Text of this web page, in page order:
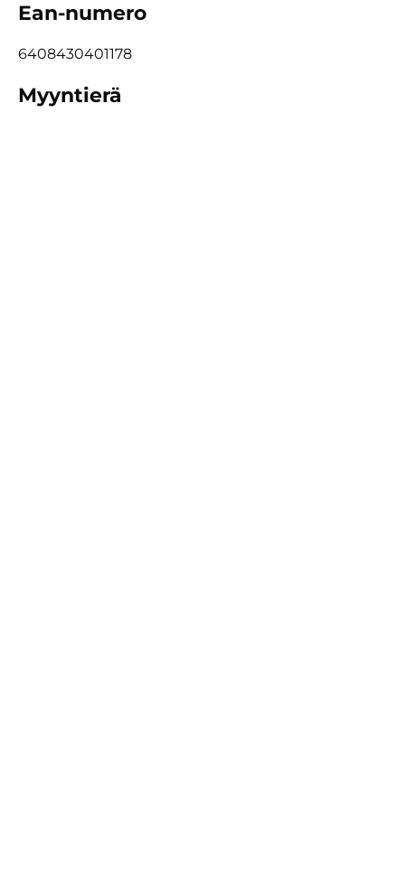
Ean-numero
6408430401178
Myyntierä